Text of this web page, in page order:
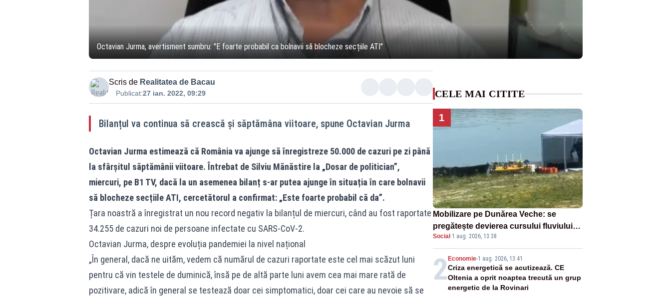
Octavian Jurma, avertisment sumbru: "E foarte probabil ca bolnavii să blocheze secțiile ATI"
Scris de Realitatea de Bacau
Publicat:27 ian. 2022, 09:29
Bilanțul va continua să crească și săptămâna viitoare, spune Octavian Jurma
Octavian Jurma estimează că România va ajunge să înregistreze 50.000 de cazuri pe zi până
la sfârșitul săptămânii viitoare. Întrebat de Silviu Mănăstire la „Dosar de politician”,
miercuri, pe B1 TV, dacă la un asemenea bilanț s-ar putea ajunge în situația în care bolnavii
să blocheze secțiile ATI, cercetătorul a confirmat: „Este foarte probabil că da”.
Țara noastră a înregistrat un nou record negativ la bilanțul de miercuri, când au fost raportate
34.255 de cazuri noi de persoane infectate cu SARS-CoV-2.
Octavian Jurma, despre evoluția pandemiei la nivel național
„În general, dacă ne uităm, vedem că numărul de cazuri raportate este cel mai scăzut luni
pentru că vin testele de duminică, însă pe de altă parte luni avem cea mai mare rată de
pozitivare, adică în general se testează doar cei simptomatici, doar cei care au nevoie să se
CELE MAI CITITE
1
Mobilizare pe Dunărea Veche: se
pregătește devierea cursului fluviului
către Cernavodă – VIDEO
Social ·1 aug. 2026, 13:38
2 Economie-1 aug. 2026, 13:41
Criza energetică se acutizează. CE
Oltenia a oprit noaptea trecută un grup
energetic de la Rovinari